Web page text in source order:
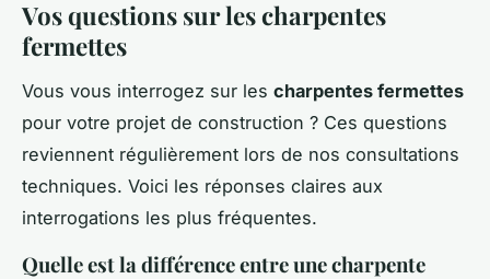
Vos questions sur les charpentes
fermettes
Vous vous interrogez sur les charpentes fermettes
pour votre projet de construction ? Ces questions
reviennent régulièrement lors de nos consultations
techniques. Voici les réponses claires aux
interrogations les plus fréquentes.
Quelle est la différence entre une charpente